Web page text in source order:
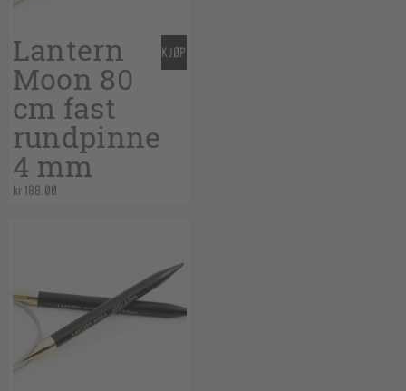
Lantern
Moon 80
cm fast
rundpinne
4 mm
kr188,00
KJØP